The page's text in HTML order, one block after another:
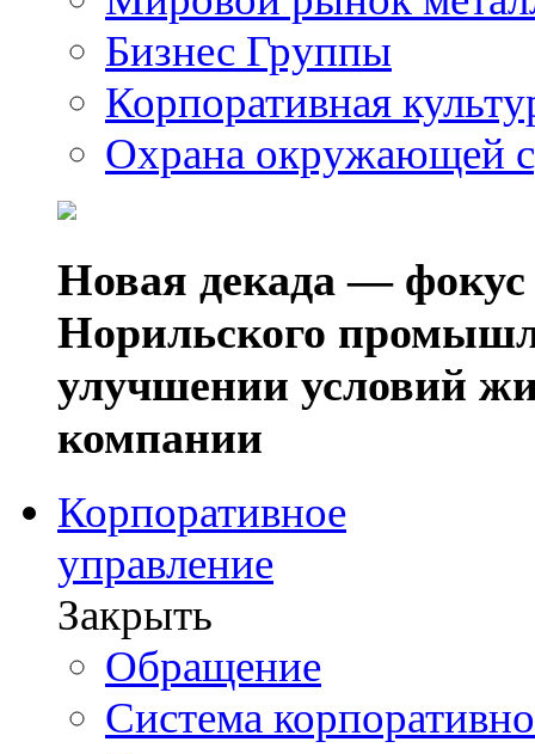
Бизнес Группы
Корпоративная
Охрана окружающей
Новая декада — фокус
Норильского
улучшении условий
компании
Корпоративное
управление
Закрыть
Обращение
Система